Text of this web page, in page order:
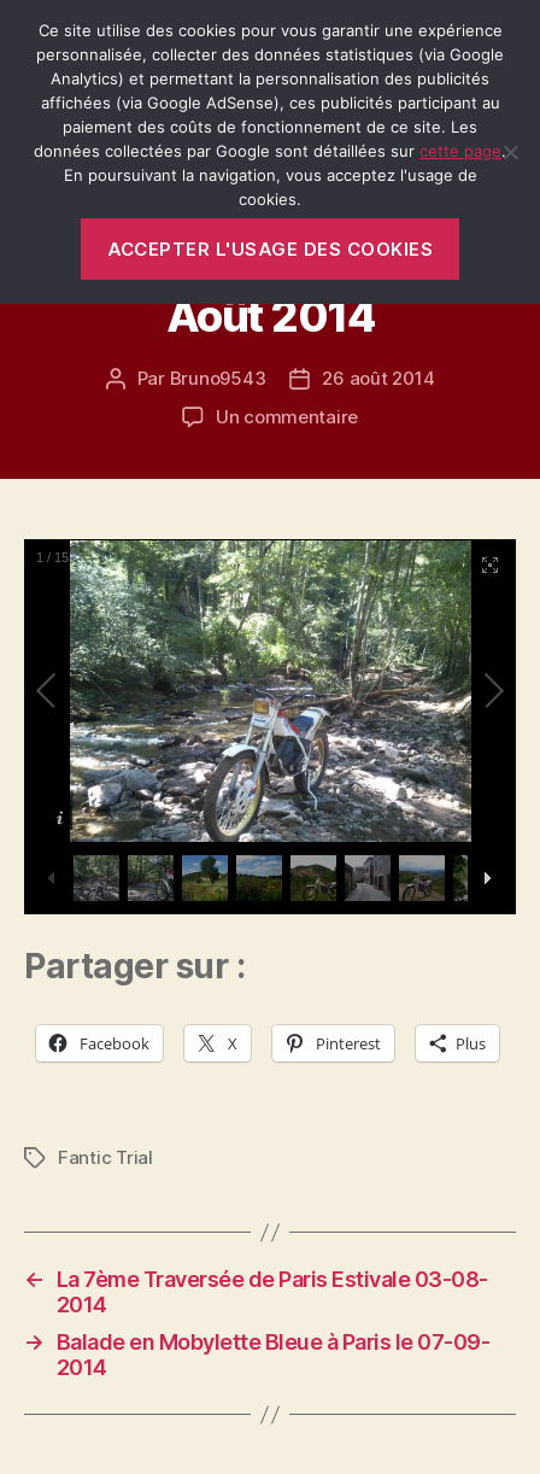
Recherche
Retro-
Passion.fr
Menu
Catégories
AUVERGNE MOTO TRIAL
Rando Trial en Auvergne
Août 2014
Auteur
Par Bruno9543
Date
de
26 août 2014
Un commentairesur
Août
2014
1 / 15
Partager sur :
Facebook X Pinterest Plus
Étiquettes
Fantic Trial
←
La 7ème Traversée de Paris Estivale 03-08-
2014
→
Balade en Mobylette Bleue à Paris le 07-09-
2014
Ce site utilise des cookies pour vous garantir une expérience
personnalisée, collecter des données statistiques (via Google
Analytics) et permettant la personnalisation des publicités
affichées (via Google AdSense), ces publicités participant au
paiement des coûts de fonctionnement de ce site. Les
données collectées par Google sont détaillées sur cette page.
En poursuivant la navigation, vous acceptez l'usage de
cookies.
ACCEPTER L'USAGE DES COOKIES